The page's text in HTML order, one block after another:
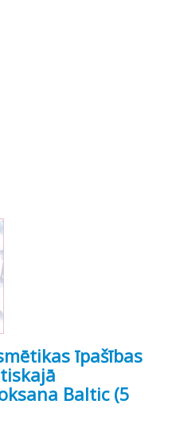
īpašības
Baltic (5